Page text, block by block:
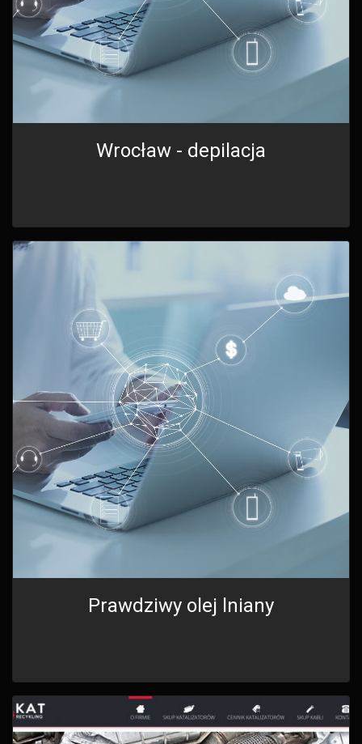
Wrocław - depilacja
Prawdziwy olej lniany